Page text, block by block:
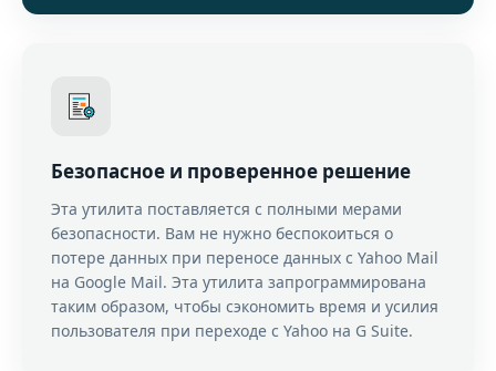
Безопасное и проверенное решение
Эта утилита поставляется с полными мерами
безопасности. Вам не нужно беспокоиться о
потере данных при переносе данных с Yahoo Mail
на Google Mail. Эта утилита запрограммирована
таким образом, чтобы сэкономить время и усилия
пользователя при переходе с Yahoo на G Suite.